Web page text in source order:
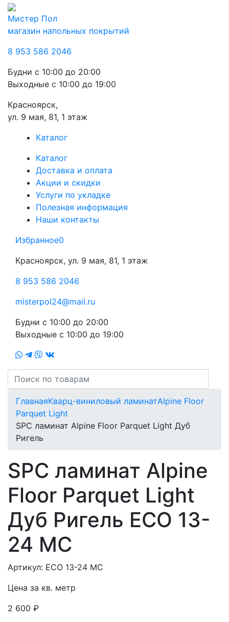
Мистер Пол
магазин напольных покрытий
8 953 586 2046
Будни с 10:00 до 20:00
Выходные с 10:00 до 19:00
Красноярск,
ул. 9 мая, 81, 1 этаж
Каталог
Каталог
Доставка и оплата
Акции и скидки
Услуги по укладке
Полезная информация
Наши контакты
Избранное0
Красноярск, ул. 9 мая, 81, 1 этаж
8 953 586 2046
misterpol24@mail.ru
Будни с 10:00 до 20:00
Выходные с 10:00 до 19:00
ГлавнаяКварц-виниловый ламинатAlpine Floor
Parquet Light
SPC ламинат Alpine Floor Parquet Light Дуб
Ригель
SPC ламинат Alpine
Floor Parquet Light
Дуб Ригель ЕСО 13-
24 MC
Артикул: ЕСО 13-24 MC
Цена за кв. метр
2 600 ₽